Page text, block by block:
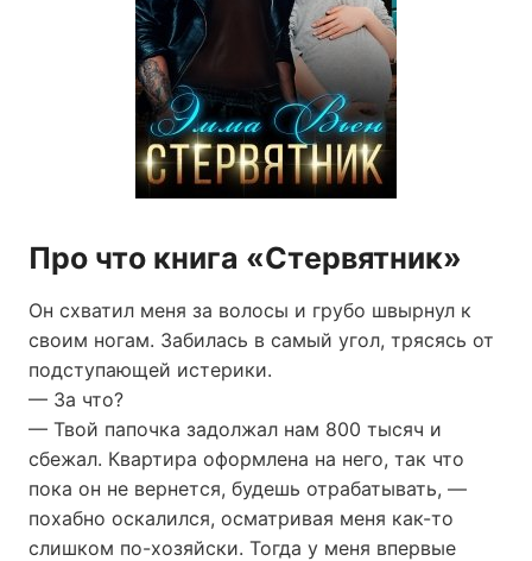
Про что книга «Стервятник»
Он схватил меня за волосы и грубо швырнул к
своим ногам. Забилась в самый угол, трясясь от
подступающей истерики.
— За что?
— Твой папочка задолжал нам 800 тысяч и
сбежал. Квартира оформлена на него, так что
пока он не вернется, будешь отрабатывать, —
похабно оскалился, осматривая меня как-то
слишком по-хозяйски. Тогда у меня впервые